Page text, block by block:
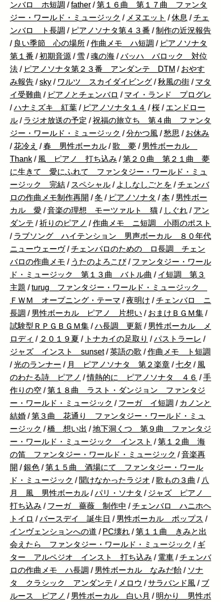
ンバロ ホ短調 /father /第１６曲 第１７曲 ファンタ
ジー・ワールド・ミュージック / メヌエット /休息 /チェ
ンバロ ト長調 / ピアノソナタ第４３番 /制作の近況報告
/ 良い季節 心の場所 /作曲メモ ハ短調 / ピアノソナタ
第１番 /初期音源 / 雪 /魂の海 /バッハ バロック 対位
法 / ピアノソナタ第２３番 アンダンテ DTM / おやす
み報告 /sky / ワルツ スカイダイビング /秋風の街 / マタ
イ受難曲 / ピアノとチェンバロ / マイ・ランド プログレ
/ハナミズキ 紅葉 / ピアノソナタ１４ /桜 / エンドロー
ル / ラジオ放送の予定 /祝福の旅立ち 第４曲 ファンタ
ジー・ワールド・ミュージック /分かつ風 /愁思 / お休み
/花冷え /春 男性ボーカル /歌 夢 / 男性ボーカル
Thank / 風 ピアノ 打ち込み /第２０曲 第２１曲 夢
に生きて 愛にふれて ファンタジー・ワールド・ミュ
ージック 完結 / スペシャル / よしなしごとを /チェンバ
ロの作曲メモ制作再開 /冬 / ピアノソナタ /本 / 男性ボー
カル 愛 /音楽の理想 モーツァルト 猫 / しぐれ / アン
ダンテ /祈りのピアノ /作曲メモ ニ短調 小雨のポスト
/ ラブソング ハイテンション 男声ボーカル ８０年代
ニューウェーヴ /チェンバロのための ロ長調 チェン
バロの作曲メモ / うたのよろこび / ファンタジー・ワール
ド・ミュージック 第１３曲 バトル曲 / イ短調 第３
主題 /turug ファンタジー・ワールド・ミュージック
ＦＷＭ オープニング・テーマ /夜明け /チェンバロ ニ
長調 / 男性ボーカル ピアノ 片想い / おまけＢＧＭ集 /
試験型ＲＰＧＢＧＭ集 /ハ長調 更新 / 男性ボーカル メ
ロディ / ２０１９夏 / トナカイの足取り /パストラーレ /
ジャズ インスト sunset /英語の歌 /作曲メモ ト短調
/光のランナー / 月 ピアノソナタ 第２楽章 /七夕 / 風
のわたる詩 ピアノ /情熱的に ピアノソナタ ４６ /手
作りの空 /第１８曲 ラスト・ダンジョン ファンタジ
ー・ワールド・ミュージック / フーガ イ短調 / カノンと
結婚 /第３曲 花通り ファンタジー・ワールド・ミュ
ージック /橋 想い出 /地下洞くつ 第９曲 ファンタジ
ー・ワールド・ミュージック インスト /第１２曲 海
の笛 ファンタジー・ワールド・ミュージック /音楽再
開 /銀色 /第１５曲 酒場にて ファンタジー・ワール
ド・ミュージック / 聞けなかったラジオ /歌もの３曲 / 八
月 風 男性ボーカル /パリ・ソナタ / ジャズ ピアノ
打ち込み / フーガ 薔薇 制作中 /チェンバロ ハニホヘ
トイロ /バースデイ 誕生日 / 男性ボーカル ポップス /
インヴェンションへの道 / PC壊れ /第１１曲 きみと出
会えたら ファンタジー・ワールド・ミュージック / ギ
ター アルペジオ インスト 打ち込み / 電車 /チェンバ
ロの作曲メモ ハ長調 / 男性ボーカル なみだ飴 / ソナ
タ クラシック アンダンテ / メロウ /サラバンド風 / ブ
ルース ピアノ / 男性ボーカル 白い月 / 明かり 男性ボ